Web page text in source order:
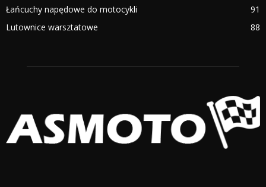
Łańcuchy napędowe do motocykli
91
Lutownice warsztatowe
88